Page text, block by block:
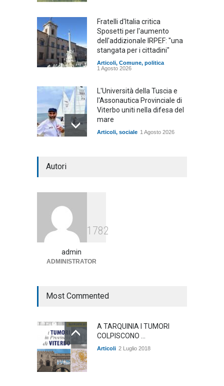
Fratelli d'Italia critica
Sposetti per l'aumento
dell'addizionale IRPEF: "una
stangata per i cittadini"
Articoli, Comune, politica
1 Agosto 2026
L'Università della Tuscia e
l'Assonautica Provinciale di
Viterbo uniti nella difesa del
mare
Articoli, sociale 1 Agosto 2026
arrivano i pagamenti PAC, la
Autori
1782
admin
ADMINISTRATOR
Most Commented
A TARQUINIA I TUMORI
COLPISCONO ...
Articoli 2 Luglio 2018